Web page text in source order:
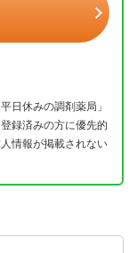
日休みの調剤薬局」
録済みの方に優先的
情報が掲載されない